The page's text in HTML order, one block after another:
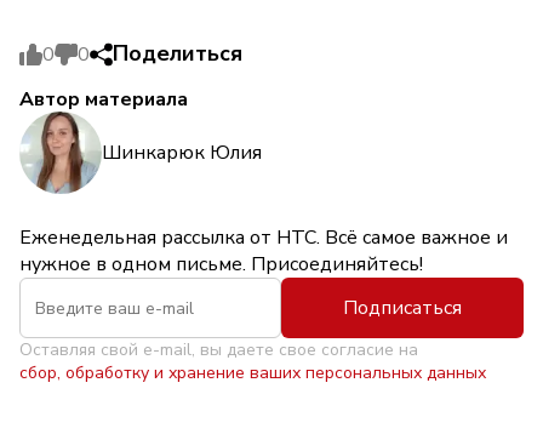
0 0 Поделиться
Автор материала
Шинкарюк Юлия
Еженедельная рассылка от НТС. Всё самое важное и
нужное в одном письме. Присоединяйтесь!
Подписаться
Оставляя свой e-mail, вы даете свое согласие на
сбор, обработку и хранение ваших персональных данных